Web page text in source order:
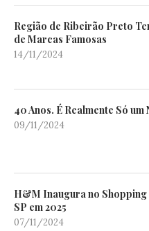
Região de Ribeirão Preto
de Marcas Famosas
14/11/2024
40 Anos. É Realmente Só um
09/11/2024
H&M Inaugura no
SP em 2025
07/11/2024